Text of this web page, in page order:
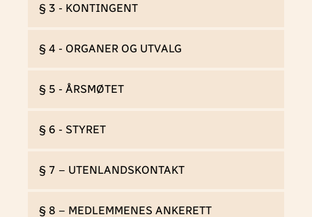
§ 3 - KONTINGENT
§ 4 - ORGANER OG UTVALG
§ 5 - ÅRSMØTET
§ 6 - STYRET
§ 7 – UTENLANDSKONTAKT
§ 8 – MEDLEMMENES ANKERETT